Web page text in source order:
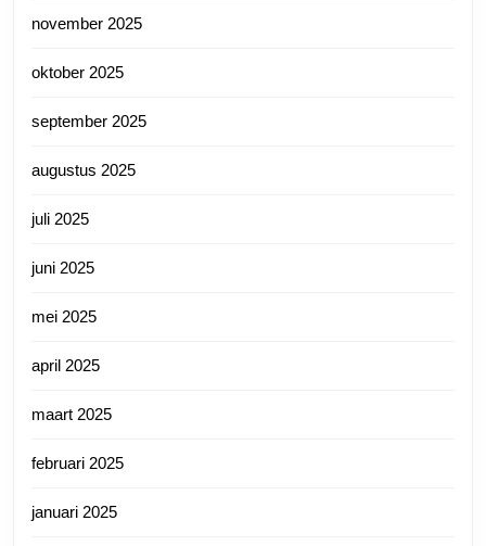
november 2025
oktober 2025
september 2025
augustus 2025
juli 2025
juni 2025
mei 2025
april 2025
maart 2025
februari 2025
januari 2025